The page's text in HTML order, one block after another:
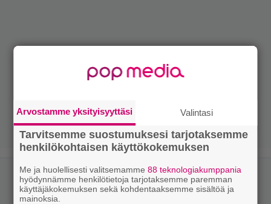
Arvostamme yksityisyyttäsi Valintasi
Tarvitsemme suostumuksesi tarjotaksemme
henkilökohtaisen käyttökokemuksen
Me ja huolellisesti valitsemamme88 teknologiakumppania
hyödynnämme henkilötietoja tarjotaksemme paremman
käyttäjäkokemuksen sekä kohdentaaksemme sisältöä ja
mainoksia.